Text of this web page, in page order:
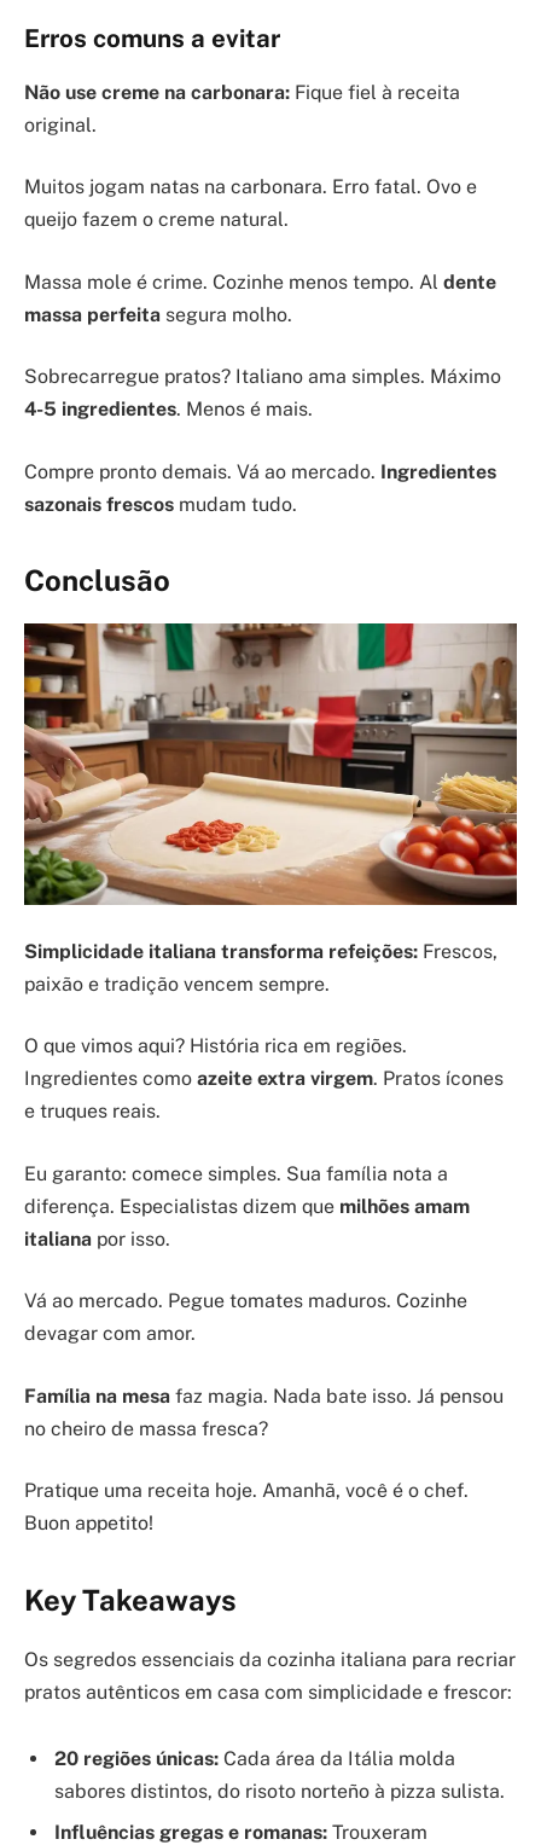
Erros comuns a evitar
Não use creme na carbonara: Fique fiel à receita
original.
Muitos jogam natas na carbonara. Erro fatal. Ovo e
queijo fazem o creme natural.
Massa mole é crime. Cozinhe menos tempo. Al dente
massa perfeita segura molho.
Sobrecarregue pratos? Italiano ama simples. Máximo
4-5 ingredientes. Menos é mais.
Compre pronto demais. Vá ao mercado. Ingredientes
sazonais frescos mudam tudo.
Conclusão
Simplicidade italiana transforma refeições: Frescos,
paixão e tradição vencem sempre.
O que vimos aqui? História rica em regiões.
Ingredientes como azeite extra virgem. Pratos ícones
e truques reais.
Eu garanto: comece simples. Sua família nota a
diferença. Especialistas dizem que milhões amam
italiana por isso.
Vá ao mercado. Pegue tomates maduros. Cozinhe
devagar com amor.
Família na mesa faz magia. Nada bate isso. Já pensou
no cheiro de massa fresca?
Pratique uma receita hoje. Amanhã, você é o chef.
Buon appetito!
Key Takeaways
Os segredos essenciais da cozinha italiana para recriar
pratos autênticos em casa com simplicidade e frescor:
20 regiões únicas: Cada área da Itália molda
sabores distintos, do risoto norteño à pizza sulista.
Influências gregas e romanas: Trouxeram